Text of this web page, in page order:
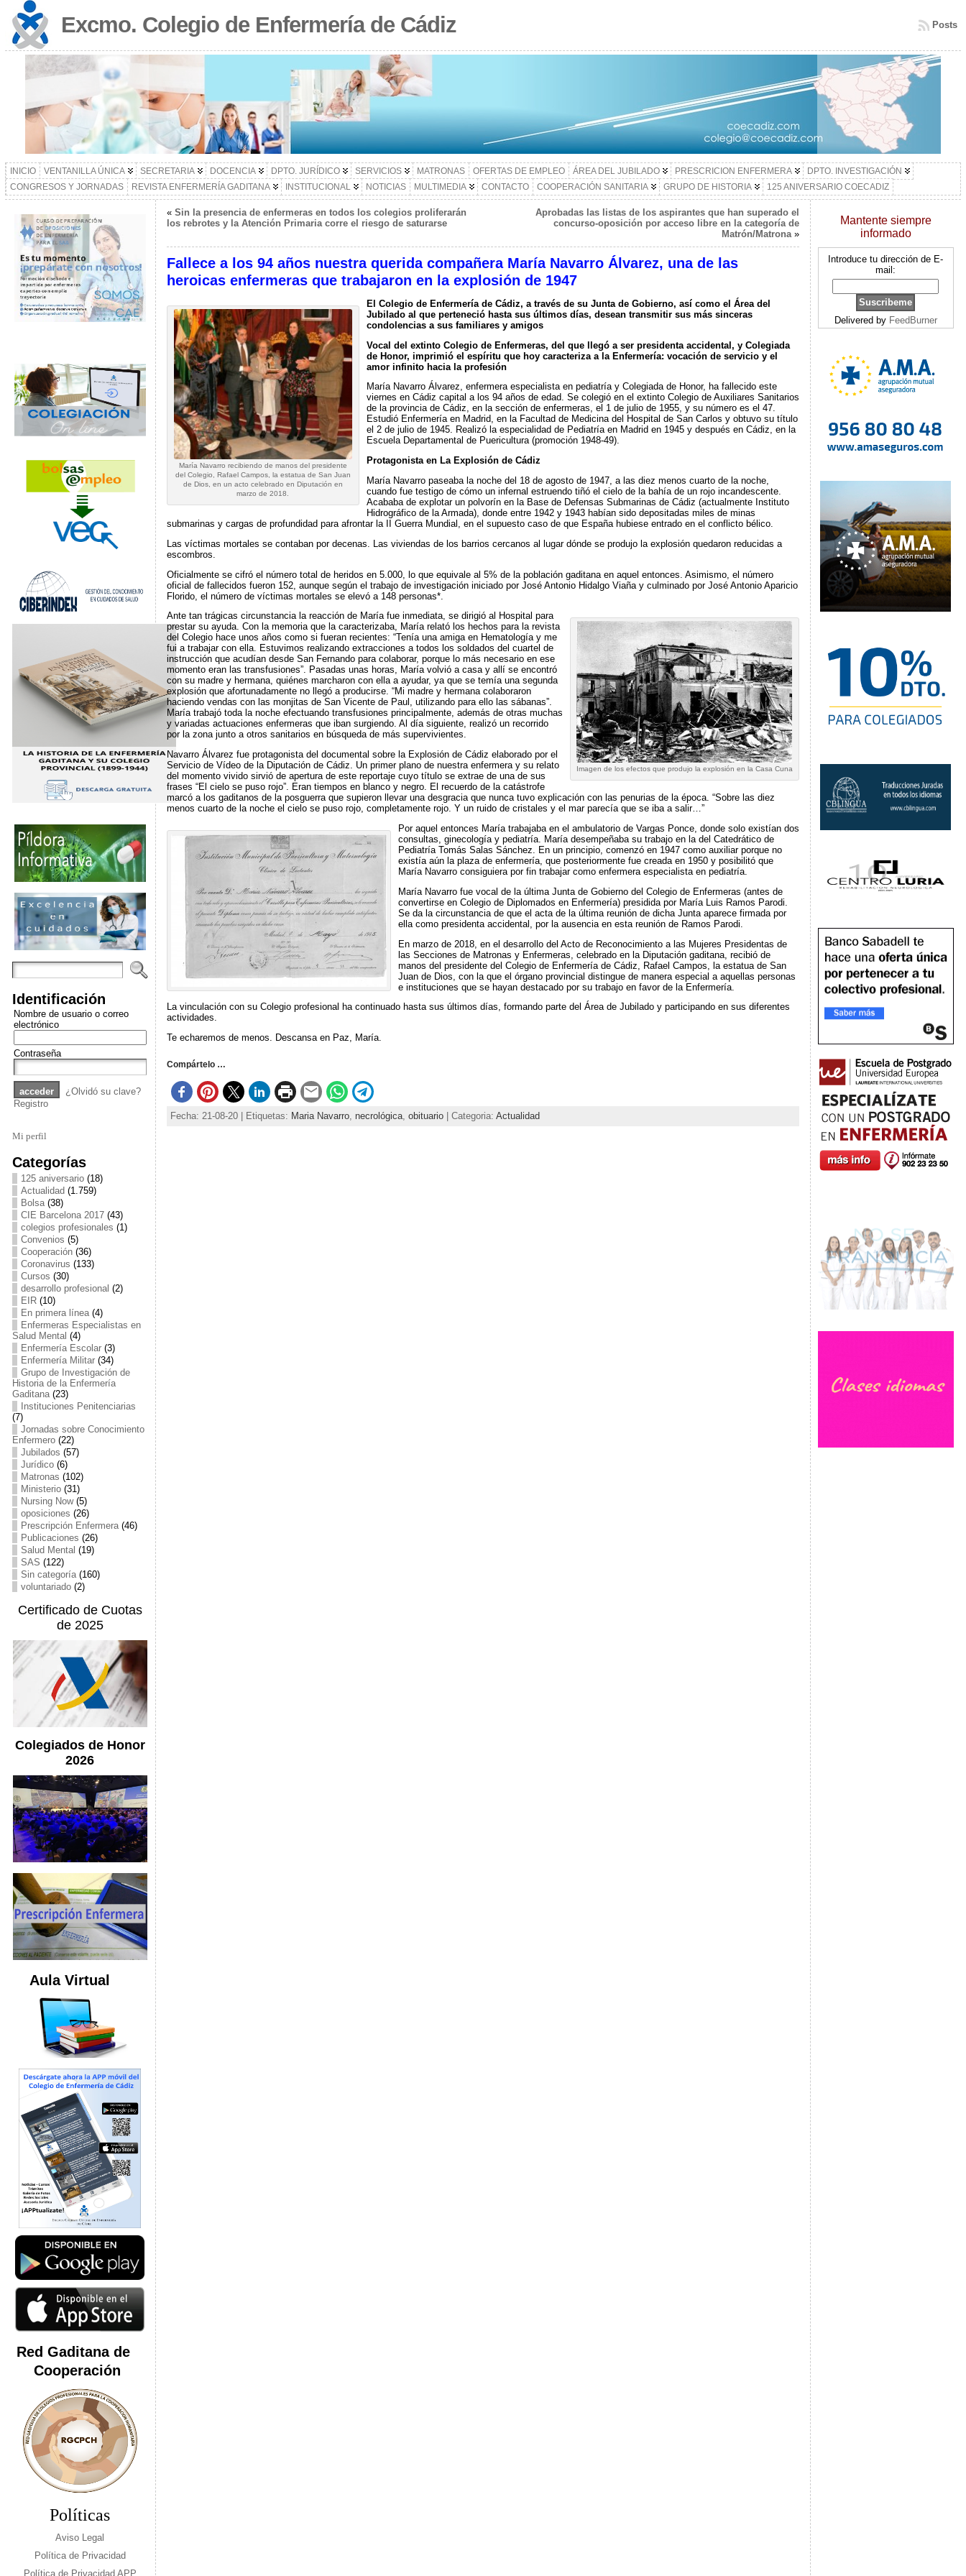
Excmo. Colegio de Enfermería de Cádiz Posts
INICIO VENTANILLA ÚNICA SECRETARIA DOCENCIA DPTO. JURÍDICO SERVICIOS MATRONAS OFERTAS DE EMPLEO ÁREA DEL JUBILADO PRESCRICION ENFERMERA
DPTO. INVESTIGACIÓN
CONGRESOS Y JORNADAS
REVISTA ENFERMERÍA GADITANA INSTITUCIONAL NOTICIAS MULTIMEDIA CONTACTO COOPERACIÓN SANITARIA GRUPO DE HISTORIA 125 ANIVERSARIO COECADIZ
Identificación
Nombre de usuario o correo
electrónico
Contraseña
¿Olvidó su clave?
Registro
Mi perfil
Categorías
125 aniversario(18)
Actualidad (1.759)
Bolsa(38)
CIE Barcelona 2017(43)
colegios profesionales (1)
Convenios (5)
Cooperación(36)
Coronavirus (133)
Cursos (30)
desarrollo profesional (2)
EIR(10)
En primera línea(4)
Enfermeras Especialistas en
Salud Mental (4)
Enfermería Escolar(3)
Enfermería Militar(34)
Grupo de Investigación de
Historia de la Enfermería
Gaditana(23)
Instituciones Penitenciarias
(7)
Jornadas sobre Conocimiento
Enfermero(22)
Jubilados (57)
Jurídico(6)
Matronas (102)
Ministerio(31)
Nursing Now(5)
oposiciones (26)
Prescripción Enfermera(46)
Publicaciones (26)
Salud Mental (19)
SAS (122)
Sin categoría(160)
voluntariado(2)
Certificado de Cuotas
de 2025
Colegiados de Honor
2026
Aula Virtual
Red Gaditana de
Cooperación
Políticas
Aviso Legal
Política de Privacidad
Política de Privacidad APP
« Sin la presencia de enfermeras en todos los colegios proliferarán
los rebrotes y la Atención Primaria corre el riesgo de saturarse
Aprobadas las listas de los aspirantes que han superado el
concurso-oposición por acceso libre en la categoría de
Matrón/Matrona»
Fallece a los 94 años nuestra querida compañera María Navarro Álvarez, una de las
heroicas enfermeras que trabajaron en la explosión de 1947
María Navarro recibiendo de manos del presidente
del Colegio, Rafael Campos, la estatua de San Juan
de Dios, en un acto celebrado en Diputación en
marzo de 2018.
El Colegio de Enfermería de Cádiz, a través de su Junta de Gobierno, así como el Área del
Jubilado al que perteneció hasta sus últimos días, desean transmitir sus más sinceras
condolencias a sus familiares y amigos
Vocal del extinto Colegio de Enfermeras, del que llegó a ser presidenta accidental, y Colegiada
de Honor, imprimió el espíritu que hoy caracteriza a la Enfermería: vocación de servicio y el
amor infinito hacia la profesión
María Navarro Álvarez, enfermera especialista en pediatría y Colegiada de Honor, ha fallecido este
viernes en Cádiz capital a los 94 años de edad. Se colegió en el extinto Colegio de Auxiliares Sanitarios
de la provincia de Cádiz, en la sección de enfermeras, el 1 de julio de 1955, y su número es el 47.
Estudió Enfermería en Madrid, en la Facultad de Medicina del Hospital de San Carlos y obtuvo su título
el 2 de julio de 1945. Realizó la especialidad de Pediatría en Madrid en 1945 y después en Cádiz, en la
Escuela Departamental de Puericultura (promoción 1948-49).
Protagonista en La Explosión de Cádiz
María Navarro paseaba la noche del 18 de agosto de 1947, a las diez menos cuarto de la noche,
cuando fue testigo de cómo un infernal estruendo tiñó el cielo de la bahía de un rojo incandescente.
Acababa de explotar un polvorín en la Base de Defensas Submarinas de Cádiz (actualmente Instituto
Hidrográfico de la Armada), donde entre 1942 y 1943 habían sido depositadas miles de minas
submarinas y cargas de profundidad para afrontar la II Guerra Mundial, en el supuesto caso de que España hubiese entrado en el conflicto bélico.
Las víctimas mortales se contaban por decenas. Las viviendas de los barrios cercanos al lugar dónde se produjo la explosión quedaron reducidas a
escombros.
Oficialmente se cifró el número total de heridos en 5.000, lo que equivale al 5% de la población gaditana en aquel entonces. Asimismo, el número
oficial de fallecidos fueron 152, aunque según el trabajo de investigación iniciado por José Antonio Hidalgo Viaña y culminado por José Antonio Aparicio
Florido, el número de víctimas mortales se elevó a 148 personas*.
Imagen de los efectos que produjo la explosión en la Casa Cuna
Ante tan trágicas circunstancia la reacción de María fue inmediata, se dirigió al Hospital para
prestar su ayuda. Con la memoria que la caracterizaba, María relató los hechos para la revista
del Colegio hace unos años como si fueran recientes: “Tenía una amiga en Hematología y me
fui a trabajar con ella. Estuvimos realizando extracciones a todos los soldados del cuartel de
instrucción que acudían desde San Fernando para colaborar, porque lo más necesario en ese
momento eran las transfusiones”. Pasadas unas horas, María volvió a casa y allí se encontró
con su madre y hermana, quiénes marcharon con ella a ayudar, ya que se temía una segunda
explosión que afortunadamente no llegó a producirse. “Mi madre y hermana colaboraron
haciendo vendas con las monjitas de San Vicente de Paul, utilizando para ello las sábanas”.
María trabajó toda la noche efectuando transfusiones principalmente, además de otras muchas
y variadas actuaciones enfermeras que iban surgiendo. Al día siguiente, realizó un recorrido
por la zona junto a otros sanitarios en búsqueda de más supervivientes.
Navarro Álvarez fue protagonista del documental sobre la Explosión de Cádiz elaborado por el
Servicio de Vídeo de la Diputación de Cádiz. Un primer plano de nuestra enfermera y su relato
del momento vivido sirvió de apertura de este reportaje cuyo título se extrae de una de sus
frases “El cielo se puso rojo”. Eran tiempos en blanco y negro. El recuerdo de la catástrofe
marcó a los gaditanos de la posguerra que supieron llevar una desgracia que nunca tuvo explicación con las penurias de la época. “Sobre las diez
menos cuarto de la noche el cielo se puso rojo, completamente rojo. Y un ruido de cristales y el mar parecía que se iba a salir…”
Por aquel entonces María trabajaba en el ambulatorio de Vargas Ponce, donde solo existían dos
consultas, ginecología y pediatría. María desempeñaba su trabajo en la del Catedrático de
Pediatría Tomás Salas Sánchez. En un principio, comenzó en 1947 como auxiliar porque no
existía aún la plaza de enfermería, que posteriormente fue creada en 1950 y posibilitó que
María Navarro consiguiera por fin trabajar como enfermera especialista en pediatría.
María Navarro fue vocal de la última Junta de Gobierno del Colegio de Enfermeras (antes de
convertirse en Colegio de Diplomados en Enfermería) presidida por María Luis Ramos Parodi.
Se da la circunstancia de que el acta de la última reunión de dicha Junta aparece firmada por
ella como presidenta accidental, por la ausencia en esta reunión de Ramos Parodi.
En marzo de 2018, en el desarrollo del Acto de Reconocimiento a las Mujeres Presidentas de
las Secciones de Matronas y Enfermeras, celebrado en la Diputación gaditana, recibió de
manos del presidente del Colegio de Enfermería de Cádiz, Rafael Campos, la estatua de San
Juan de Dios, con la que el órgano provincial distingue de manera especial a aquellas personas
e instituciones que se hayan destacado por su trabajo en favor de la Enfermería.
La vinculación con su Colegio profesional ha continuado hasta sus últimos días, formando parte del Área de Jubilado y participando en sus diferentes
actividades.
Te echaremos de menos. Descansa en Paz, María.
Compártelo …
Fecha: 21-08-20 | Etiquetas: Maria Navarro, necrológica, obituario| Categoria: Actualidad
Mantente siempre
informado
Introduce tu dirección de E-
mail:
Delivered by FeedBurner